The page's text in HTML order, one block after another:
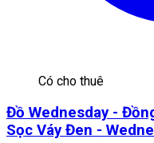
Có cho thuê
Đồ Wednesday -
Sọc Váy Đen -